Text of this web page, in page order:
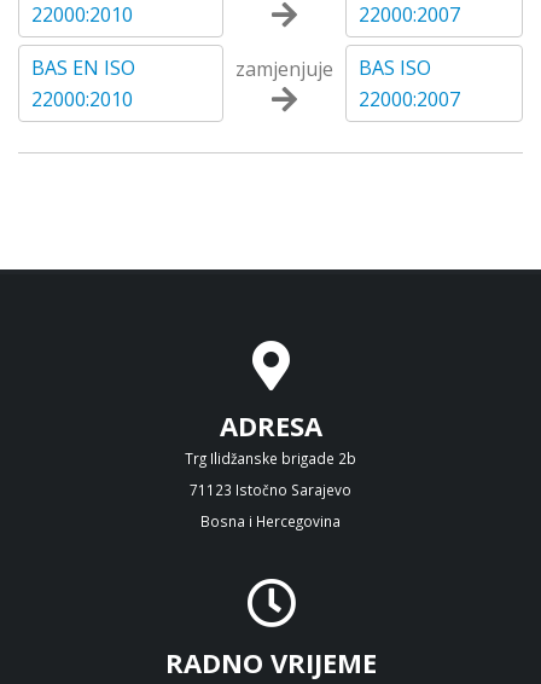
22000:2010
22000:2007
BAS EN ISO
22000:2010
zamjenjuje
BAS ISO
22000:2007
ADRESA
Trg Ilidžanske brigade 2b
71123 Istočno Sarajevo
Bosna i Hercegovina
RADNO VRIJEME